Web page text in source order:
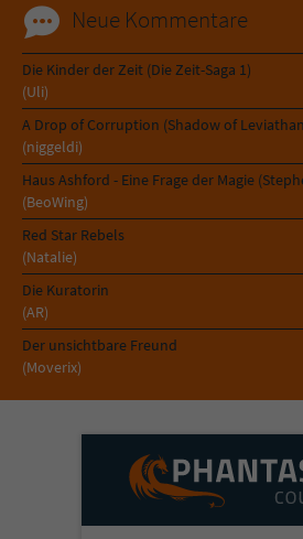
Neue Kommentare
Die Kinder der Zeit (Die Zeit-Saga 1)
(Uli)
A Drop of Corruption (Shadow of
(niggeldi)
Haus Ashford - Eine Frage der Magie
(BeoWing)
Red Star Rebels
(Natalie)
Die Kuratorin
(AR)
Der unsichtbare Freund
(Moverix)
Zweck
Benutzer. Es wird
Sicherheitscode des
überprüfen.